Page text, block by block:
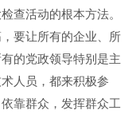
查活动的根本方法。
要让所有的企业、所
的党政领导特别是主
人员，都来积极参
靠群众，发挥群众工